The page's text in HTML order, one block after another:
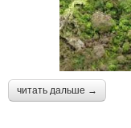
читать дальше →